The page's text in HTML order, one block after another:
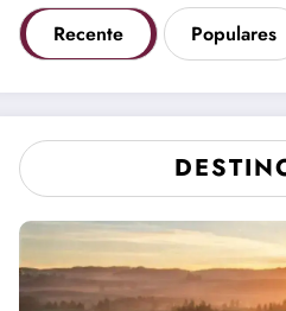
Recente Populares